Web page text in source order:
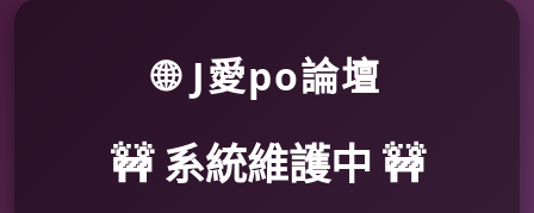
🌐 J愛po論壇
🚧 系統維護中 🚧